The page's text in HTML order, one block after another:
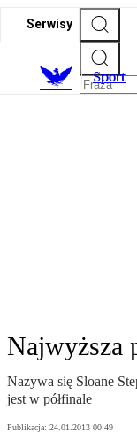
Serwisy
Sport
Najwyższa
Nazywa się Sloane
jest w półfinale
Publikacja: 24.01.2013 00:49